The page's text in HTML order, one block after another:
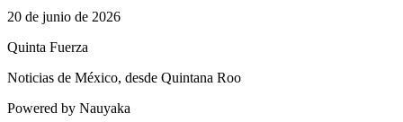
20 de junio de 2026
Quinta Fuerza
Noticias de México, desde Quintana Roo
Powered by Nauyaka